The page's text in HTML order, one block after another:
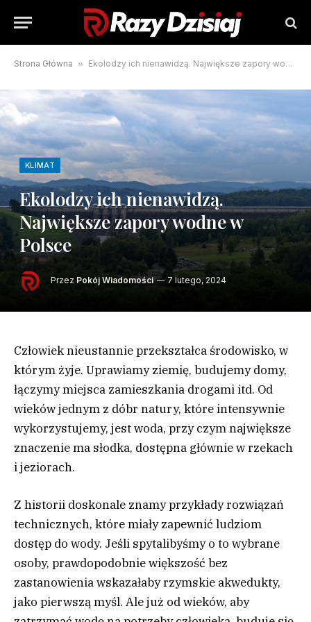
Strona Główna » Ekolodzy ich nienawidzą. Największe zapory wodne w Polsce
KLIMAT
Ekolodzy ich nienawidzą.
Największe zapory wodne w
Polsce
Przez Pokój Wiadomości 7 lutego, 2024
Człowiek nieustannie przekształca środowisko, w
którym żyje. Uprawiamy ziemię, budujemy domy,
łączymy miejsca zamieszkania drogami itd. Od
wieków jednym z dóbr natury, które intensywnie
wykorzystujemy, jest woda, przy czym największe
znaczenie ma słodka, dostępna głównie w rzekach
i jeziorach.
Z historii doskonale znamy przykłady rozwiązań
technicznych, które miały zapewnić ludziom
dostęp do wody. Jeśli spytalibyśmy o to wybrane
osoby, prawdopodobnie większość bez
zastanowienia wskazałaby rzymskie akwedukty,
jako pierwszą myśl. Ale już od wieków, aby